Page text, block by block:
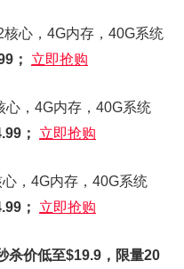
核心，4G内存，40G系统
； 立即抢购
心，4G内存，40G系统
； 立即抢购
，4G内存，40G系统
； 立即抢购
杀价低至$19.9，限量20